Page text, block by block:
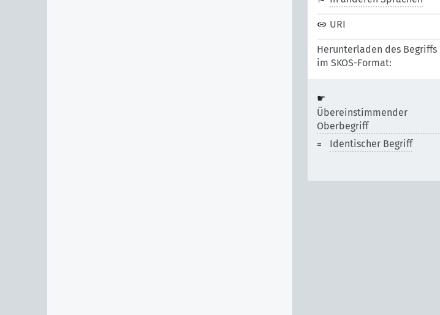
URI
Herunterladen des Begriffs
im SKOS-Format:
Übereinstimmender
Oberbegriff
Identischer Begriff